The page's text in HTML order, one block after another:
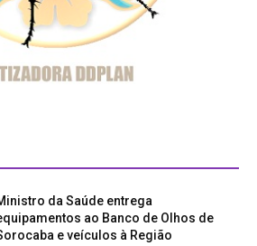
da Saúde entrega
ao Banco de Olhos de
e veículos à Região